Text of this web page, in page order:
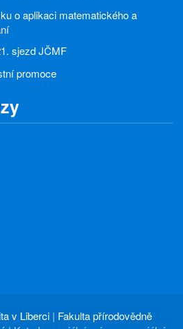
o aplikaci matematického a
sjezd JČMF
promoce
v Liberci| Fakulta přírodovědně